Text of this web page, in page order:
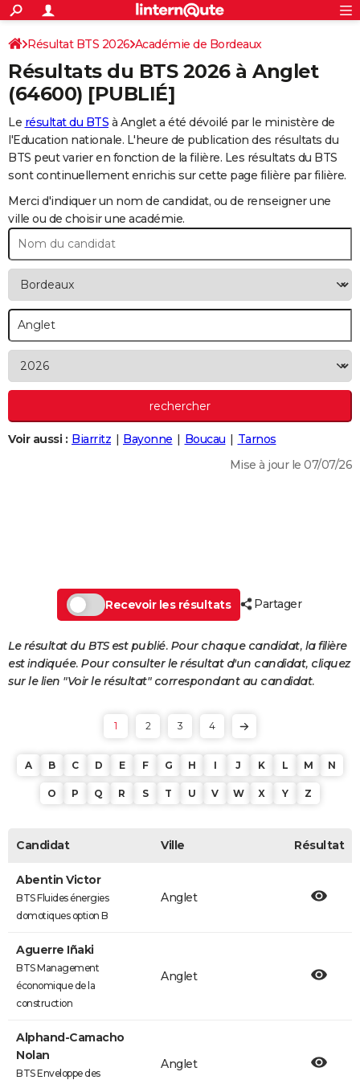
ACTUALITÉS
Politique
Société
Faits Divers
Education
Monde
Villes
+
SPORT
Coupe du monde 2026
Football
Tennis
Cyclisme
Rugby
Forum
FINANCE
Retraite
Impôts
Epargne
Immobilier
Risques naturels par ville
Banque
Assurance
Crédit
Essais
Réserver un essai
Citadines
Berlines
SUV
Forum auto
+
HIGH-TECH
Mobiles
Meilleur smartphone
Internet
Ordinateurs
Jeux vidéo
Guide high-tech
+
BRICOLAGE
Forum
Aménagement intérieur
Extérieur
Cuisine
Salle de bains
Jardinage
Rangement
WEEK-END
Guides de France
Escapades
Patrimoine
Expositions
Musées
Week-end nature
LIFESTYLE
Art de vivre
Bien-être
Loisirs
Mode
Modes de vie
+SANTE
Alimentation
Guide de la santé
Maladies
Médicaments
Sommeil
+VOYAGE
PHOTO
BONS PLANS
Se connecter
Entreprises
Service militaire
Avis de recherche
AVIS DE DÉCÈS
FORUM
Bricolage
Lifestyle
Culture
Sport
Auto
Television
Voyage
Cinema
S'inscrire
Connexion
Résultat BTS 2026 Académie de Bordeaux
Résultats du BTS 2026 à Anglet
(64600) [PUBLIÉ]
Le résultat du BTS à Anglet a été dévoilé par le ministère de
l'Education nationale. L'heure de publication des résultats du
BTS peut varier en fonction de la filière. Les résultats du BTS
sont continuellement enrichis sur cette page filière par filière.
Merci d'indiquer un nom de candidat, ou de renseigner une
ville ou de choisir une académie.
Voir aussi : Biarritz Bayonne Boucau
Tarnos
Mise à jour le 07/07/26
Recevoir les résultats Partager
Le résultat du BTS est publié. Pour chaque candidat, la filière
est indiquée. Pour consulter le résultat d'un candidat, cliquez
sur le lien "Voir le résultat" correspondant au candidat.
1 2 3 4
A B C D E F G H I J K L M N
O P Q R S T U V W X Y Z
Candidat Ville Résultat
Abentin Victor
BTS Fluides énergies
domotiques option B
Anglet
Aguerre Iñaki
BTS Management
économique de la
construction
Anglet
Alphand-Camacho
Nolan
BTS Enveloppe des
Anglet